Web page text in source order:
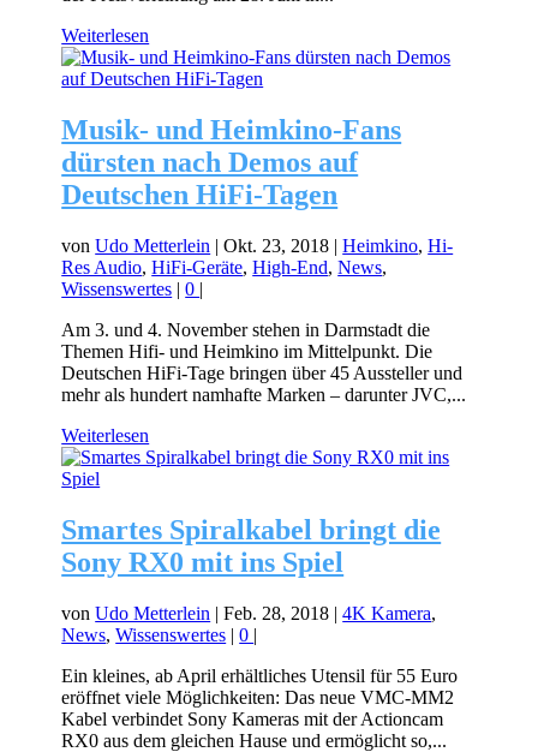
Weiterlesen
Musik- und Heimkino-Fans
dürsten nach Demos auf
Deutschen HiFi-Tagen
vonUdo Metterlein |Okt. 23, 2018 |Heimkino,Hi-
Res Audio,HiFi-Geräte,High-End,News,
Wissenswertes |0 |
Am 3. und 4. November stehen in Darmstadt die
Themen Hifi- und Heimkino im Mittelpunkt. Die
Deutschen HiFi-Tage bringen über 45 Aussteller und
mehr als hundert namhafte Marken – darunter JVC,...
Weiterlesen
Smartes Spiralkabel bringt die
Sony RX0 mit ins Spiel
vonUdo Metterlein |Feb. 28, 2018 |4K Kamera,
News,Wissenswertes |0 |
Ein kleines, ab April erhältliches Utensil für 55 Euro
eröffnet viele Möglichkeiten: Das neue VMC-MM2
Kabel verbindet Sony Kameras mit der Actioncam
RX0 aus dem gleichen Hause und ermöglicht so,...